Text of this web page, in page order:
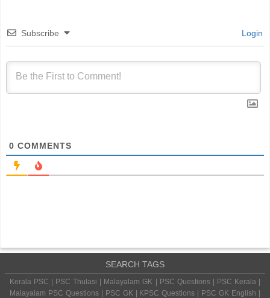
Subscribe Login
0 COMMENTS
SEARCH TAGS
Kerala PSC | PSC Thulasi | Malayalam GK | PSC Questions | PSC Kerala |
Malayalam PSC Questions | PSC GK | KPSC Questions | PSC GK English |